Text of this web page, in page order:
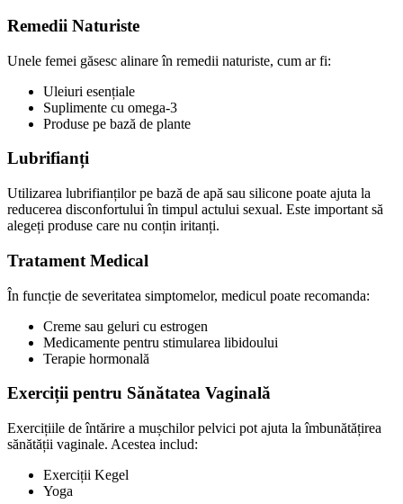
Remedii Naturiste
Unele femei găsesc alinare în remedii naturiste, cum ar fi:
Uleiuri esențiale
Suplimente cu omega-3
Produse pe bază de plante
Lubrifianți
Utilizarea lubrifianților pe bază de apă sau silicone poate ajuta la
reducerea disconfortului în timpul actului sexual. Este important să
alegeți produse care nu conțin iritanți.
Tratament Medical
În funcție de severitatea simptomelor, medicul poate recomanda:
Creme sau geluri cu estrogen
Medicamente pentru stimularea libidoului
Terapie hormonală
Exerciții pentru Sănătatea Vaginală
Exercițiile de întărire a mușchilor pelvici pot ajuta la îmbunătățirea
sănătății vaginale. Acestea includ:
Exerciții Kegel
Yoga